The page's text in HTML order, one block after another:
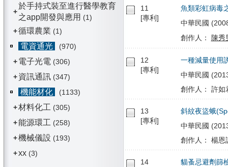
+
於手持式裝至進行醫學教育
之app開發與應用 (1)
+循環農業 (1)
電資通光
(970)
+ 電子光電 (306)
+ 資訊通訊(347)
機能材化
(1133)
+材料化工 (305)
+能源環工 (258)
+機械儀設 (193)
+xx(3)
11
[專利]
魚類彩虹病毒
中華民國
創作人：
陳秀
12
[專利]
一種減量使用
中華民國
創作人： 許如
13
[專利]
斜紋夜盜蛾
中華民國
創作人： 楊恩
14 貓蚤忌避劑篩